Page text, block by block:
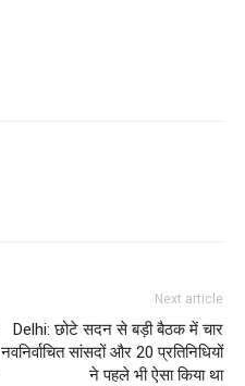
Next article
Delhi: छोटे सदन से बड़ी बैठक में चार
नवनिर्वाचित सांसदों और 20 प्रतिनिधियों
ने पहले भी ऐसा किया था